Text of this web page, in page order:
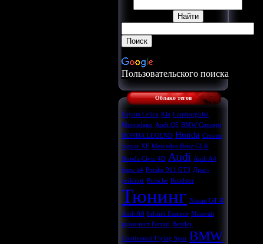
Пользовательского поиска
Облако тегов
Toyota Celica Kia Lamborghini
Murcielago Audi Q5 BMW Concept
HONDA LEGEND Honda Citroen
Jaguar XF Mercedes-Benz GLK
Honda Civic 4D Audi Audi A4
bmw z4 Porshe 911 GT3 Драг-
рейсинг Porsche Roadster
Тюнинг Nissan GT-R
Audi A8 Infiniti Essence Maserati
краш-тест Ferrari Bentley
Continental Flying Spur BMW